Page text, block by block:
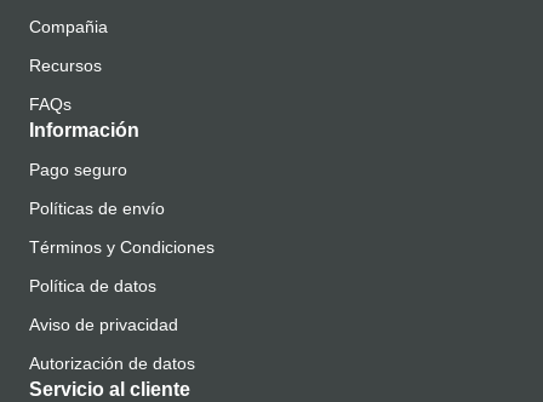
Compañia
Recursos
FAQs
Información
Pago seguro
Políticas de envío
Términos y Condiciones
Política de datos
Aviso de privacidad
Autorización de datos
Servicio al cliente